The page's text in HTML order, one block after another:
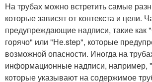
На трубах можно встретить самые
которые зависят от контекста и цели.
предупреждающие надписи, такие как
горячо" или "Не.step", которые
возможной опасности. Иногда на
информационные надписи, например,
которые указывают на содержимое